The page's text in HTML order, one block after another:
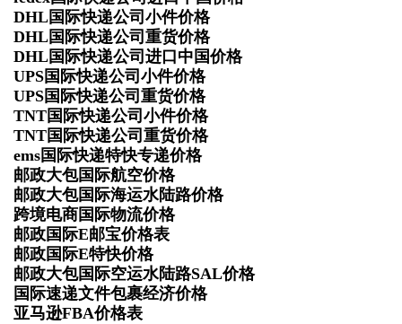
DHL国际快递公司小件价格
DHL国际快递公司重货价格
DHL国际快递公司进口中国价格
UPS国际快递公司小件价格
UPS国际快递公司重货价格
TNT国际快递公司小件价格
TNT国际快递公司重货价格
ems国际快递特快专递价格
邮政大包国际航空价格
邮政大包国际海运水陆路价格
跨境电商国际物流价格
邮政国际E邮宝价格表
邮政国际E特快价格
邮政大包国际空运水陆路SAL价格
国际速递文件包裹经济价格
亚马逊FBA价格表